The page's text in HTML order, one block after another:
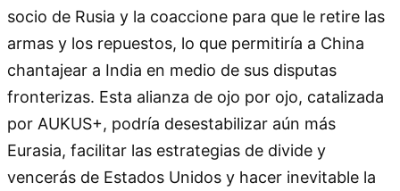
socio de Rusia y la coaccione para que le retire las
armas y los repuestos, lo que permitiría a China
chantajear a India en medio de sus disputas
fronterizas. Esta alianza de ojo por ojo, catalizada
por AUKUS+, podría desestabilizar aún más
Eurasia, facilitar las estrategias de divide y
vencerás de Estados Unidos y hacer inevitable la